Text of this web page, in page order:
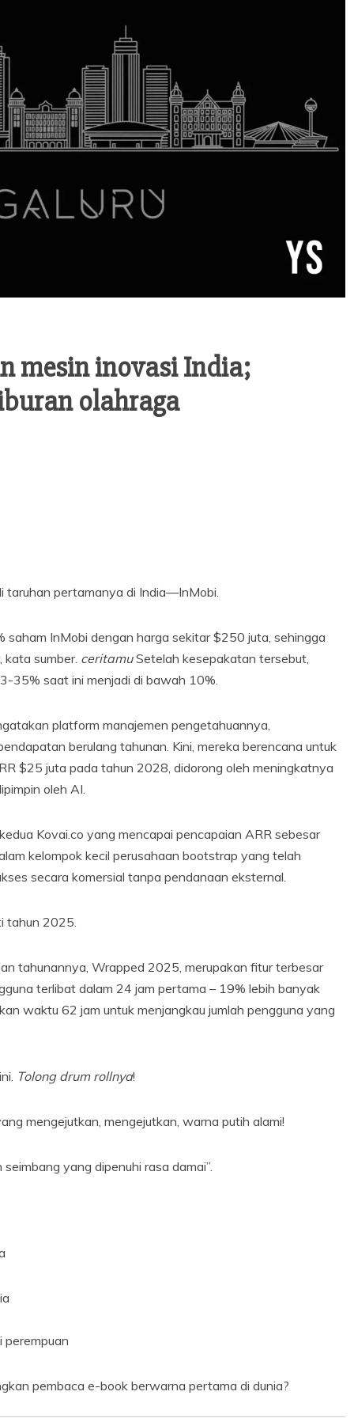
mesin inovasi India;
olahraga
taruhan pertamanya di India—InMobi.
saham InMobi dengan harga sekitar $250 juta, sehingga
kata sumber. ceritamuSetelah kesepakatan tersebut,
35% saat ini menjadi di bawah 10%.
platform manajemen pengetahuannya,
berulang tahunan. Kini, mereka berencana untuk
$25 juta pada tahun 2028, didorong oleh meningkatnya
oleh AI.
Kovai.co yang mencapai pencapaian ARR sebesar
kelompok kecil perusahaan bootstrap yang telah
secara komersial tanpa pendanaan eksternal.
tahun 2025.
tahunannya, Wrapped 2025, merupakan fitur terbesar
terlibat dalam 24 jam pertama – 19% lebih banyak
waktu 62 jam untuk menjangkau jumlah pengguna yang
Tolong drum rollnya!
mengejutkan, mengejutkan, warna putih alami!
yang dipenuhi rasa damai”.
pembaca e-book berwarna pertama di dunia?